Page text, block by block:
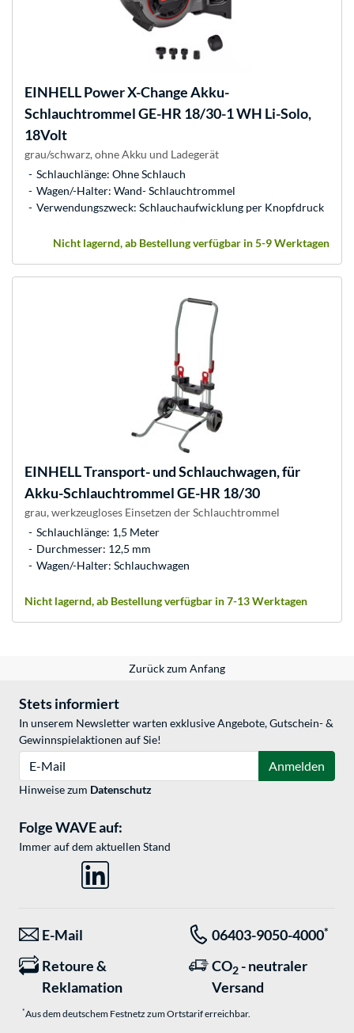
EINHELLPower X-Change Akku-
Schlauchtrommel GE-HR 18/30-1 WH Li-Solo,
18Volt
grau/schwarz, ohne Akku und Ladegerät
Schlauchlänge: Ohne Schlauch
Wagen/-Halter: Wand- Schlauchtrommel
Verwendungszweck: Schlauchaufwicklung per Knopfdruck
Nicht lagernd, ab Bestellung verfügbar in 5-9 Werktagen
EINHELLTransport- und Schlauchwagen, für
Akku-Schlauchtrommel GE-HR 18/30
grau, werkzeugloses Einsetzen der Schlauchtrommel
Schlauchlänge: 1,5 Meter
Durchmesser: 12,5 mm
Wagen/-Halter: Schlauchwagen
Nicht lagernd, ab Bestellung verfügbar in 7-13 Werktagen
Zurück zum Anfang
Stets informiert
In unserem Newsletter warten exklusive Angebote, Gutschein- &
Gewinnspielaktionen auf Sie!
Anmelden
Hinweise zum Datenschutz
Folge WAVE auf:
Immer auf dem aktuellen Stand
E-Mail 06403-9050-4000*
Retoure &
Reklamation
CO2 - neutraler
Versand
*Aus dem deutschem Festnetz zum Ortstarif erreichbar.